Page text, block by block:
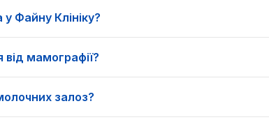
Файну Клініку?
мамографії?
залоз?